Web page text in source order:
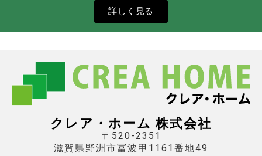
詳しく見る
クレア・ホーム 株式会社
〒520-2351
滋賀県野洲市冨波甲1161番地49